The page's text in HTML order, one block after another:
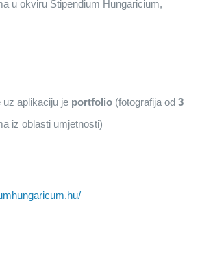
u okviru Stipendium Hungaricium,
aplikaciju je portfolio (fotografija od 3
iz oblasti umjetnosti)